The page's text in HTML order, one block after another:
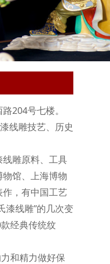
204号七楼。
线雕技艺、历史
雕原料、工具
馆、上海博物
，有中国工艺
漆线雕”的几次变
经典传统纹
和精力做好保